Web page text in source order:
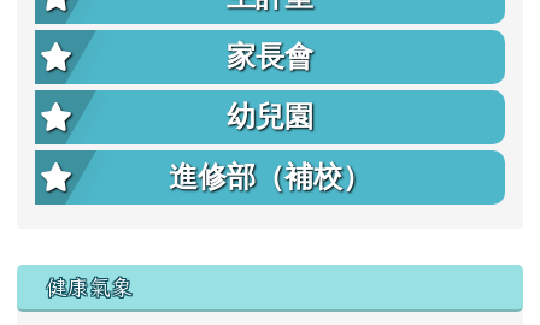
家長會
幼兒園
進修部（補校）
右邊區域內容
健康氣象